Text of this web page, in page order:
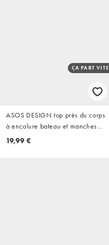
ÇA PART VITE
ASOS DESIGN top près du corps
à encolure bateau et manches
courtes chauve-souris noir
19,99 €